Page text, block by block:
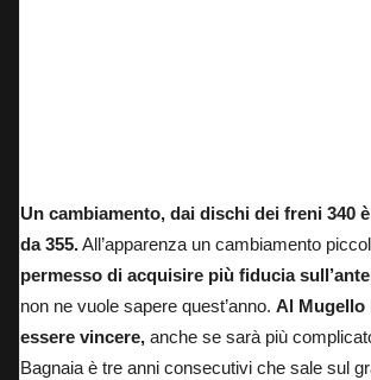
Un cambiamento, dai dischi dei freni 340
da 355.All’apparenza un cambiamento
permesso di acquisire più fiducia
non ne vuole sapere quest’anno. Al Mugello
essere vincere, anche se sarà più
Bagnaia è tre anni consecutivi che sale sul